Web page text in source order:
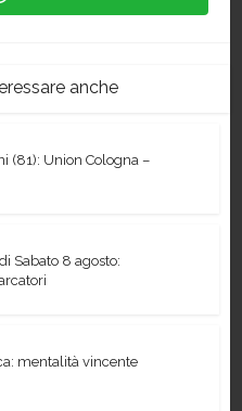
anche
(81): Union Cologna –
Sabato 8 agosto:
mentalità vincente